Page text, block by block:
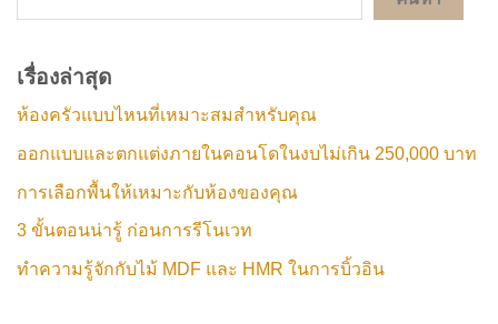
เรื่องล่าสุด
ห้องครัวแบบไหนที่เหมาะสมสำหรับคุณ
ออกแบบและตกแต่งภายในคอนโดในงบไม่เกิน 250,000 บาท
การเลือกพื้นให้เหมาะกับห้องของคุณ
3 ขั้นตอนน่ารู้ ก่อนการรีโนเวท
ทำความรู้จักกับไม้ MDF และ HMR ในการบิ้วอิน